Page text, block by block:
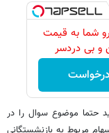
شما به قیمت
و بی دردسر
حتما موضوع سوال را در